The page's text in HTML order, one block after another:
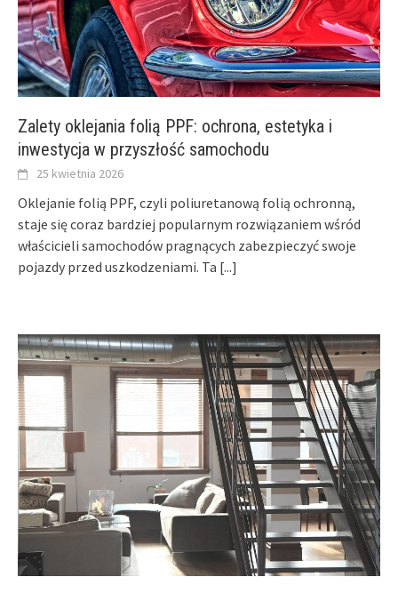
Zalety oklejania folią PPF: ochrona, estetyka i
inwestycja w przyszłość samochodu
25 kwietnia 2026
Oklejanie folią PPF, czyli poliuretanową folią ochronną,
staje się coraz bardziej popularnym rozwiązaniem wśród
właścicieli samochodów pragnących zabezpieczyć swoje
pojazdy przed uszkodzeniami. Ta [...]